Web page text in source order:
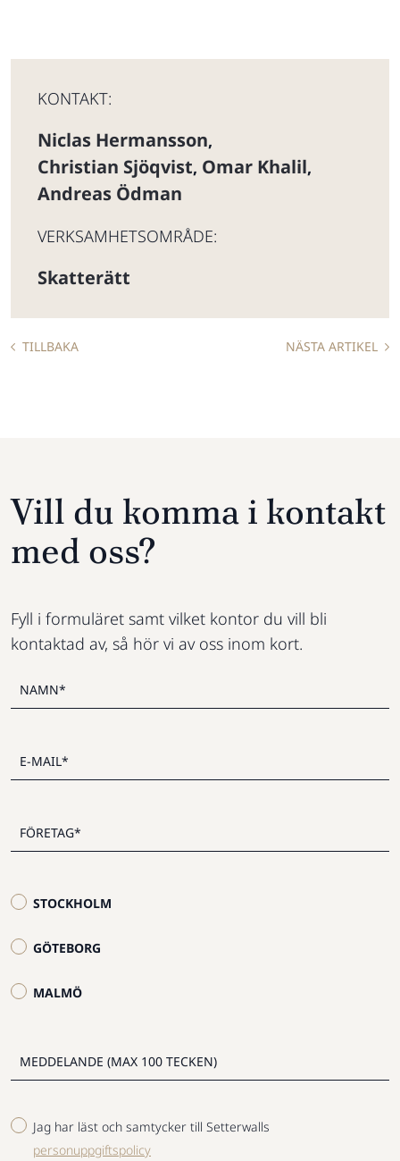
KONTAKT:
Niclas Hermansson,
Christian Sjöqvist, Omar Khalil,
Andreas Ödman
VERKSAMHETSOMRÅDE:
Skatterätt
TILLBAKA NÄSTA ARTIKEL
STOCKHOLM
GÖTEBORG
MALMÖ
Jag har läst och samtycker till Setterwalls
personuppgiftspolicy
Vill du komma i kontakt
med oss?
Fyll i formuläret samt vilket kontor du vill bli
kontaktad av, så hör vi av oss inom kort.